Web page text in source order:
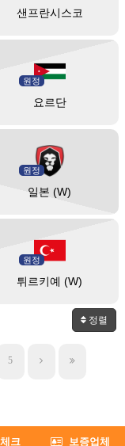
샌프란시스코
원정
요르단
원정
일본 (W)
원정
튀르키예 (W)
정렬
5
크 보증업체